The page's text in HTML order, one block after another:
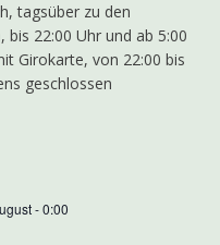
tagsüber zu den
bis 22:00 Uhr und ab 5:00
Girokarte, von 22:00 bis
geschlossen
- 0:00